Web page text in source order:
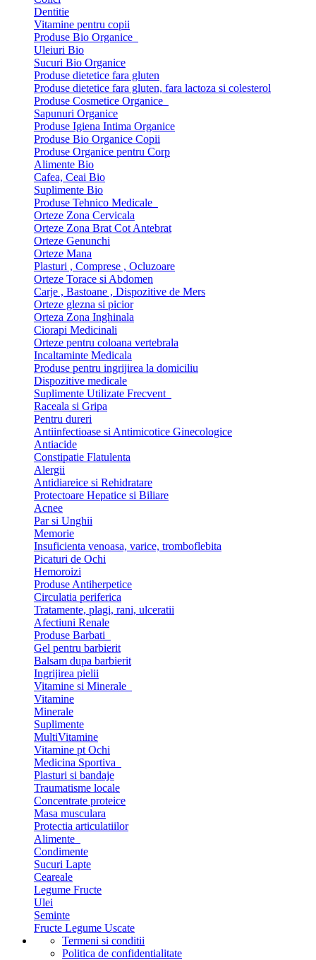
Dentitie
Vitamine pentru copii
Produse Bio Organice
Uleiuri Bio
Sucuri Bio Organice
Produse dietetice fara gluten
Produse dietetice fara gluten, fara lactoza si colesterol
Produse Cosmetice Organice
Sapunuri Organice
Produse Igiena Intima Organice
Produse Bio Organice Copii
Produse Organice pentru Corp
Alimente Bio
Cafea, Ceai Bio
Suplimente Bio
Produse Tehnico Medicale
Orteze Zona Cervicala
Orteze Zona Brat Cot Antebrat
Orteze Genunchi
Orteze Mana
Plasturi , Comprese , Ocluzoare
Orteze Torace si Abdomen
Carje , Bastoane , Dispozitive de Mers
Orteze glezna si picior
Orteza Zona Inghinala
Ciorapi Medicinali
Orteze pentru coloana vertebrala
Incaltaminte Medicala
Produse pentru ingrijirea la domiciliu
Dispozitive medicale
Suplimente Utilizate Frecvent
Raceala si Gripa
Pentru dureri
Antiinfectioase si Antimicotice Ginecologice
Antiacide
Constipatie Flatulenta
Alergii
Antidiareice si Rehidratare
Protectoare Hepatice si Biliare
Acnee
Par si Unghii
Memorie
Insuficienta venoasa, varice, tromboflebita
Picaturi de Ochi
Hemoroizi
Produse Antiherpetice
Circulatia periferica
Tratamente, plagi, rani, ulceratii
Afectiuni Renale
Produse Barbati
Gel pentru barbierit
Balsam dupa barbierit
Ingrijirea pielii
Vitamine si Minerale
Vitamine
Minerale
Suplimente
MultiVitamine
Vitamine pt Ochi
Medicina Sportiva
Plasturi si bandaje
Traumatisme locale
Concentrate proteice
Masa musculara
Protectia articulatiilor
Alimente
Condimente
Sucuri Lapte
Ceareale
Legume Fructe
Ulei
Seminte
Fructe Legume Uscate
Termeni si conditii
Politica de confidentialitate